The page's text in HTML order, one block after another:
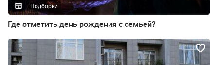
Подборки
Где отметить день рождения с семьей?